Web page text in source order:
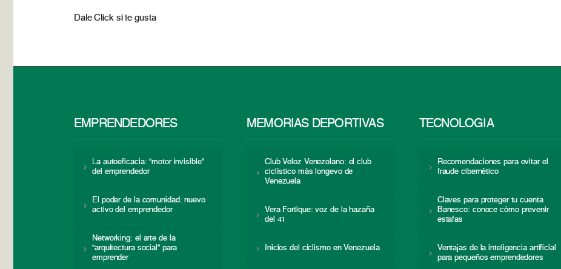
Dale Click si te gusta
EMPRENDEDORES
La autoeficacia: “motor invisible”
del emprendedor
El poder de la comunidad: nuevo
activo del emprendedor
Networking: el arte de la
“arquitectura social” para
emprender
MEMORIAS DEPORTIVAS
Club Veloz Venezolano: el club
ciclístico más longevo de
Venezuela
Vera Fortique: voz de la hazaña
del 41
Inicios del ciclismo en Venezuela
TECNOLOGÍA
Recomendaciones para evitar el
fraude cibernético
Claves para proteger tu cuenta
Banesco: conoce cómo prevenir
estafas
Ventajas de la inteligencia artificial
para pequeños emprendedores